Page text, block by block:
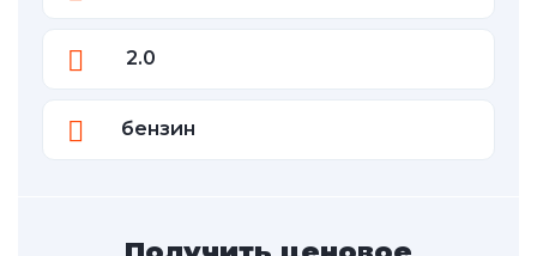
2.0
бензин